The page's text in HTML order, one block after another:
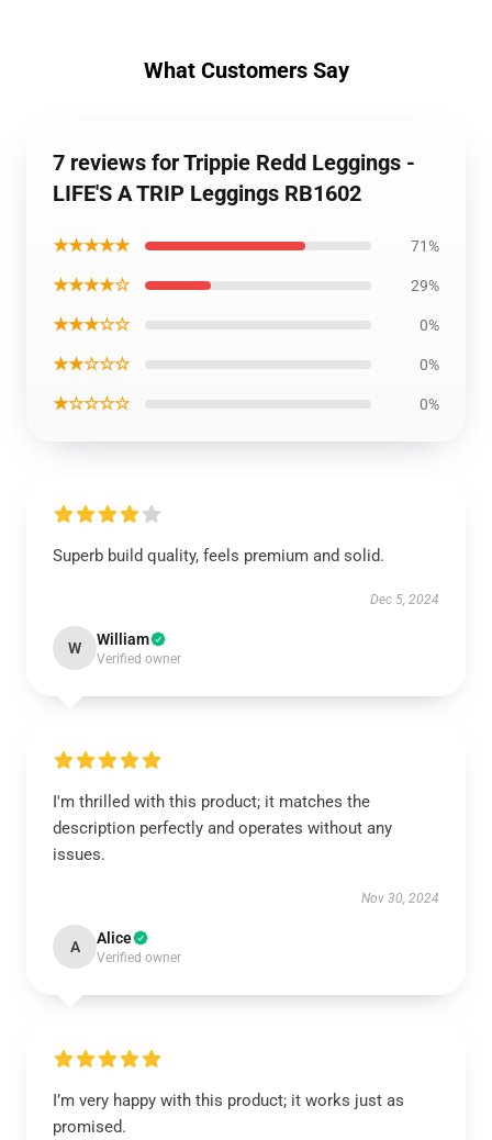
What Customers Say
7 reviews for Trippie Redd Leggings -
LIFE'S A TRIP Leggings RB1602
★★★★★ 71%
★★★★☆ 29%
★★★☆☆ 0%
★★☆☆☆ 0%
★☆☆☆☆ 0%
Superb build quality, feels premium and solid.
Dec 5, 2024
W William
Verified owner
I'm thrilled with this product; it matches the
description perfectly and operates without any
issues.
Nov 30, 2024
A Alice
Verified owner
I’m very happy with this product; it works just as
promised.